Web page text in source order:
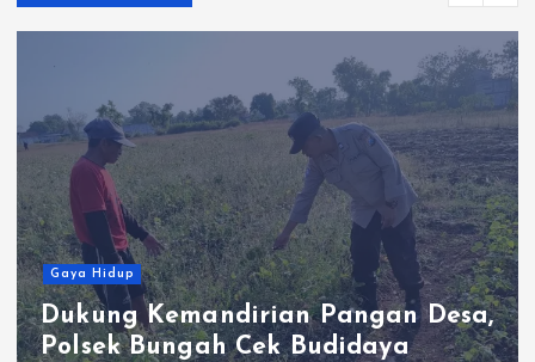
Gaya Hidup
Dukung Kemandirian Pangan Desa,
Polsek Bungah Cek Budidaya